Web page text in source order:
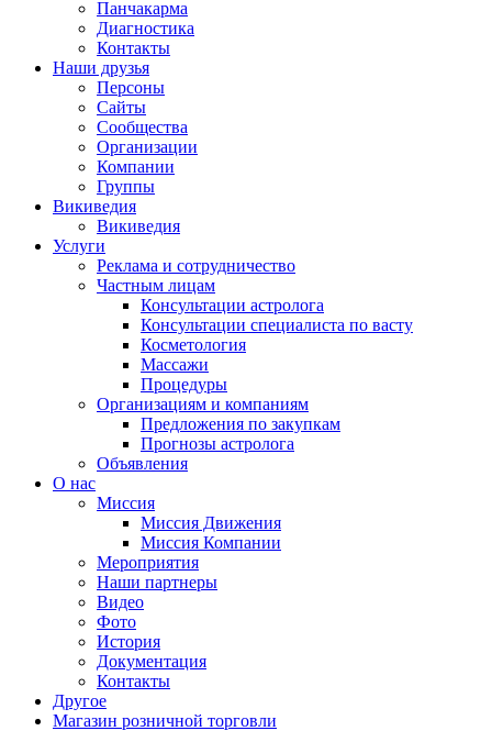
Панчакарма
Диагностика
Контакты
Наши друзья
Персоны
Сайты
Сообщества
Организации
Компании
Группы
Викиведия
Викиведия
Услуги
Реклама и сотрудничество
Частным лицам
Консультации астролога
Консультации специалиста по васту
Косметология
Массажи
Процедуры
Организациям и компаниям
Предложения по закупкам
Прогнозы астролога
Объявления
О нас
Миссия
Миссия Движения
Миссия Компании
Мероприятия
Наши партнеры
Видео
Фото
История
Документация
Контакты
Другое
Магазин розничной торговли